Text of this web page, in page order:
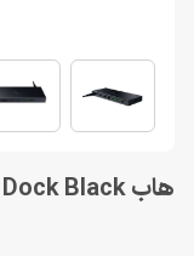
هاب Razer USB 4 Dock Black